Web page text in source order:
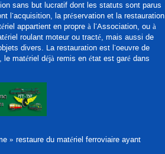
sans but lucratif dont les statuts sont parus
l’acquisition, la préservation et la restauration
appartient en propre à l’Association, ou à
roulant moteur ou tracté, mais aussi de
divers. La restauration est l’oeuvre de
matériel déjà remis en état est garé dans
» restaure du matériel ferroviaire ayant